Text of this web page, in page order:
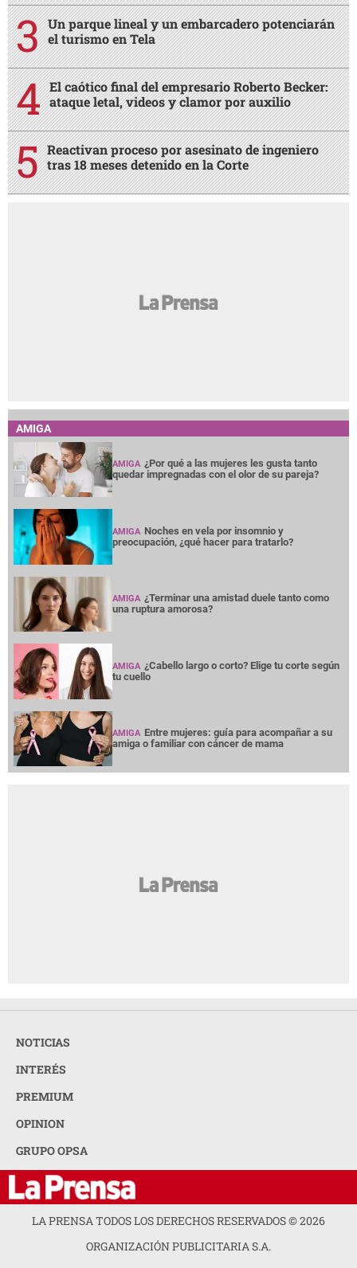
Un parque lineal y un embarcadero potenciarán
el turismo en Tela
El caótico final del empresario Roberto Becker:
ataque letal, videos y clamor por auxilio
Reactivan proceso por asesinato de ingeniero
tras 18 meses detenido en la Corte
AMIGA
AMIGA ¿Por qué a las mujeres les gusta tanto
quedar impregnadas con el olor de su pareja?
AMIGA Noches en vela por insomnio y
preocupación, ¿qué hacer para tratarlo?
AMIGA ¿Terminar una amistad duele tanto como
una ruptura amorosa?
AMIGA ¿Cabello largo o corto? Elige tu corte según
tu cuello
AMIGA Entre mujeres: guía para acompañar a su
amiga o familiar con cáncer de mama
NOTICIAS
INTERÉS
PREMIUM
OPINION
GRUPO OPSA
LA PRENSA TODOS LOS DERECHOS RESERVADOS ©2026
ORGANIZACIÓN PUBLICITARIA S.A.